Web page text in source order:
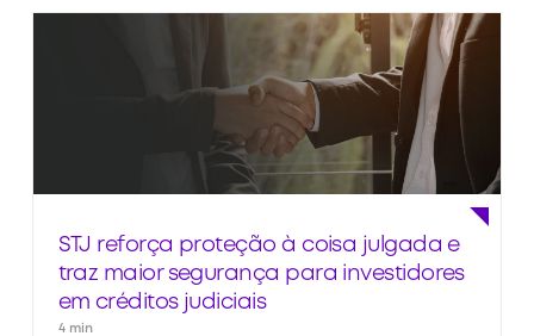
STJ reforça proteção à coisa julgada e
traz maior segurança para investidores
em créditos judiciais
4 min